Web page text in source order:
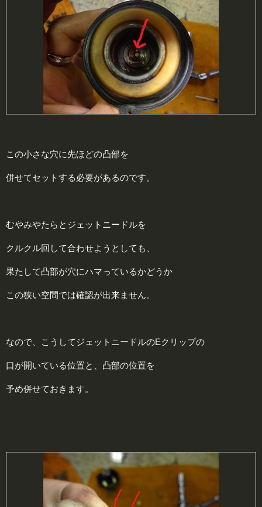
この小さな穴に先ほどの凸部を
併せてセットする必要があるのです。
むやみやたらとジェットニードルを
クルクル回して合わせようとしても、
果たして凸部が穴にハマっているかどうか
この狭い空間では確認が出来ません。
なので、こうしてジェットニードルのEクリップの
口が開いている位置と、凸部の位置を
予め併せておきます。